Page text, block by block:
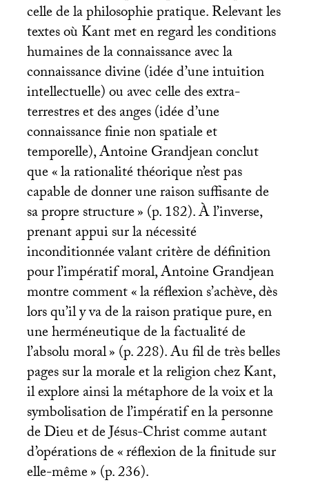
celle de la philosophie pratique. Relevant les
textes où Kant met en regard les conditions
humaines de la connaissance avec la
connaissance divine (idée d’une intuition
intellectuelle) ou avec celle des extra-
terrestres et des anges (idée d’une
connaissance finie non spatiale et
temporelle), Antoine Grandjean conclut
que «la rationalité théorique n’est pas
capable de donner une raison suffisante de
sa propre structure» (p. 182). À l’inverse,
prenant appui sur la nécessité
inconditionnée valant critère de définition
pour l’impératif moral, Antoine Grandjean
montre comment «la réflexion s’achève, dès
lors qu’il y va de la raison pratique pure, en
une herméneutique de la factualité de
l’absolu moral» (p. 228). Au fil de très belles
pages sur la morale et la religion chez Kant,
il explore ainsi la métaphore de la voix et la
symbolisation de l’impératif en la personne
de Dieu et de Jésus-Christ comme autant
d’opérations de «réflexion de la finitude sur
elle-même» (p. 236).